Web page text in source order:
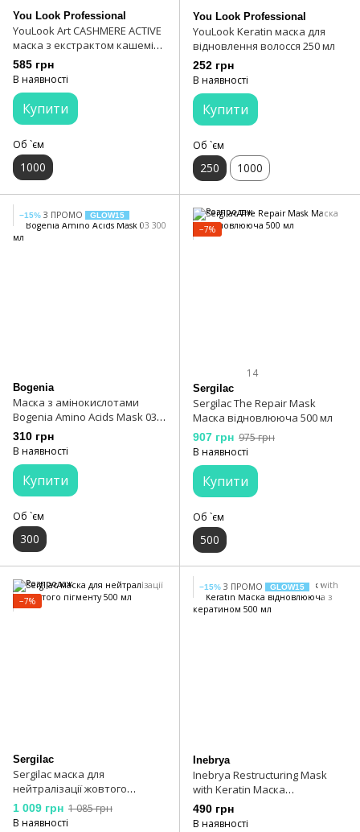
You Look Professional
YouLook Art CASHMERE ACTIVE
маска з екстрактом кашеміру
1000 мл
585 грн
В наявності
Купити
Об `єм
1000
You Look Professional
YouLook Keratin маска для
відновлення волосся 250 мл
252 грн
В наявності
Купити
Об `єм
250 1000
−15% З ПРОМО GLOW15
Bogenia
Маска з амінокислотами
Bogenia Amino Acids Mask 03
300 мл
310 грн
В наявності
Купити
Об `єм
300
−7%
14
Sergilac
Sergilac The Repair Mask
Маска відновлююча 500 мл
907 грн 975 грн
В наявності
Купити
Об `єм
500
−7%
Sergilac
Sergilac маска для
нейтралізації жовтого
пігменту 500 мл
1 009 грн 1 085 грн
В наявності
−15% З ПРОМО GLOW15
Inebrya
Inebrya Restructuring Mask
with Keratin Маска
відновлююча з кератином
500 мл
490 грн
В наявності